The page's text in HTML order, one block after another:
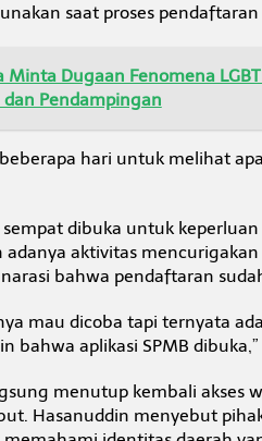
saat proses
Minta Dugaan Fenomena
Pendampingan
hari untuk melihat
dibuka untuk
aktivitas
bahwa pendaftaran
mau dicoba tapi ternyata
bahwa aplikasi SPMB
menutup kembali akses
Hasanuddin menyebut